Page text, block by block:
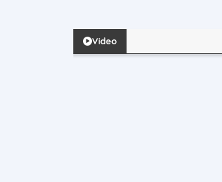
Video